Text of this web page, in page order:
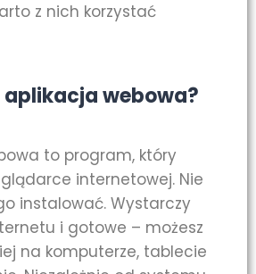
z nich korzystać
aplikacja webowa?
to program, który
internetowej. Nie
instalować. Wystarczy
i gotowe – możesz
na komputerze, tablecie